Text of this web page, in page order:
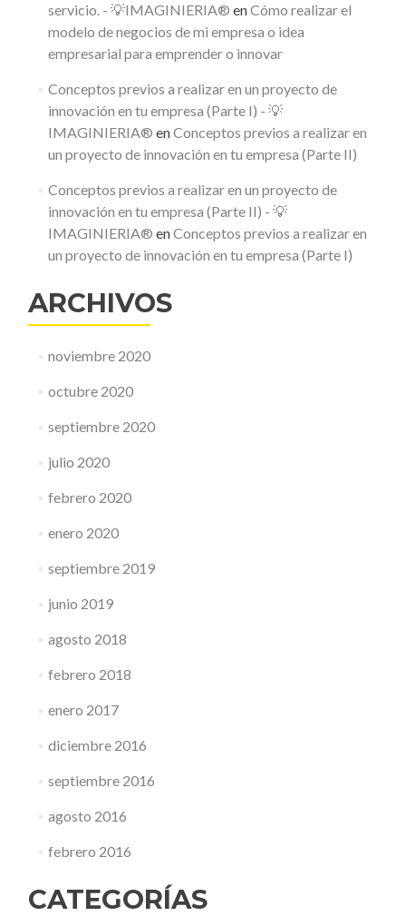
servicio. - 💡IMAGINIERIA® enCómo realizar el
modelo de negocios de mi empresa o idea
empresarial para emprender o innovar
Conceptos previos a realizar en un proyecto de
innovación en tu empresa (Parte I) - 💡
IMAGINIERIA® enConceptos previos a realizar en
un proyecto de innovación en tu empresa (Parte II)
Conceptos previos a realizar en un proyecto de
innovación en tu empresa (Parte II) - 💡
IMAGINIERIA® enConceptos previos a realizar en
un proyecto de innovación en tu empresa (Parte I)
ARCHIVOS
noviembre 2020
octubre 2020
septiembre 2020
julio 2020
febrero 2020
enero 2020
septiembre 2019
junio 2019
agosto 2018
febrero 2018
enero 2017
diciembre 2016
septiembre 2016
agosto 2016
febrero 2016
CATEGORÍAS